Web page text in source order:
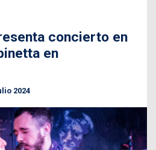
concierto en
en
2024